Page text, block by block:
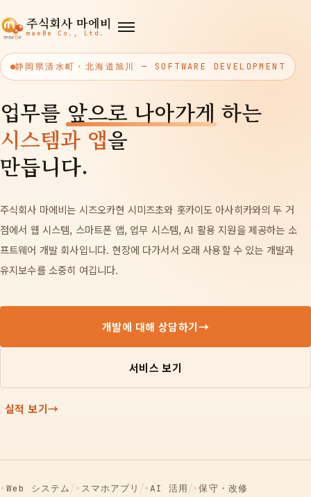
주식회사 마에비
maeBe Co., Ltd.
静岡県清水町・北海道旭川 — SOFTWARE DEVELOPMENT
업무를 앞으로 나아가게 하는
시스템과 앱을
만듭니다.
주식회사 마에비는 시즈오카현 시미즈초와 홋카이도 아사히카와의 두 거
점에서 웹 시스템, 스마트폰 앱, 업무 시스템, AI 활용 지원을 제공하는 소
프트웨어 개발 회사입니다. 현장에 다가서서 오래 사용할 수 있는 개발과
유지보수를 소중히 여깁니다.
개발에 대해 상담하기→
서비스 보기
실적 보기→
◦Web システム/ ◦ スマホアプリ /◦AI 活用/◦保守・改修